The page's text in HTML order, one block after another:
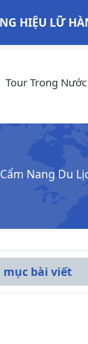
HIỆU LỮ
Tour Trong
Cẩm Nang Du
mục bài viết